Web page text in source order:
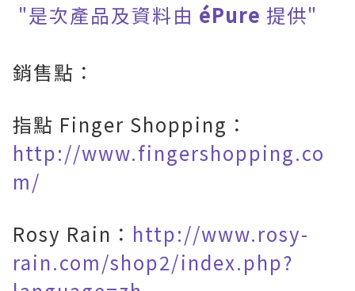
"是次產品及資料由 éPure 提供"
銷售點：
指點 Finger Shopping：
http://www.fingershopping.co
m/
Rosy Rain： http://www.rosy-
rain.com/shop2/index.php?